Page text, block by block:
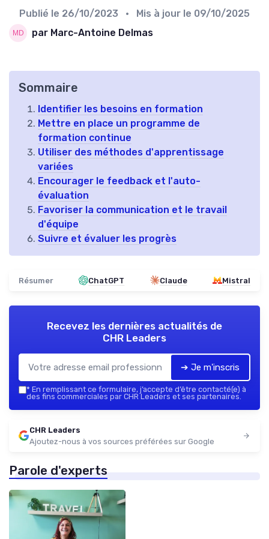
Publié le 26/10/2023 • Mis à jour le 09/10/2025
par Marc-Antoine Delmas
Sommaire
Identifier les besoins en formation
Mettre en place un programme de
formation continue
Utiliser des méthodes d'apprentissage
variées
Encourager le feedback et l'auto-
évaluation
Favoriser la communication et le travail
d'équipe
Suivre et évaluer les progrès
Résumer ChatGPT Claude Mistral
Recevez les dernières actualités de
CHR Leaders
➔ Je m'inscris
* En remplissant ce formulaire, j’accepte d’être contacté(e) à
des fins commerciales par CHR Leaders et ses partenaires.
CHR Leaders
Ajoutez-nous à vos sources préférées sur Google
Parole d'experts